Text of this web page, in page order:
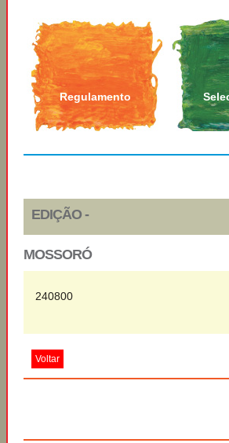
Regulamento
EDIÇÃO -
MOSSORÓ
240800
Voltar